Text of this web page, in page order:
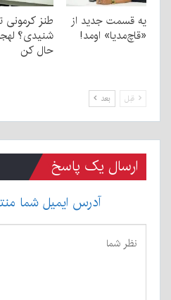
یه قسمت جدید از
«قاچ‌مدیا» اومد!
طنز کرمونی
شنیدی؟
حال کن
قبل بعد
ارسال یک پاسخ
آدرس ایمیل شما